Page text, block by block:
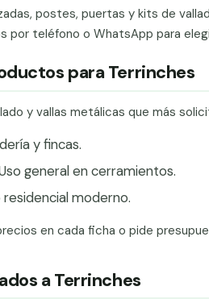
postes, puertas y kits de
por teléfono o WhatsApp para
para Terrinches
y vallas metálicas que más
y fincas.
general en cerramientos.
moderno.
en cada ficha o pide
a Terrinches